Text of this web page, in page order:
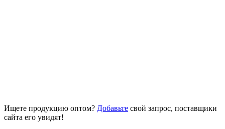
Ищете продукцию оптом? Добавьте свой запрос, поставщики
сайта его увидят!